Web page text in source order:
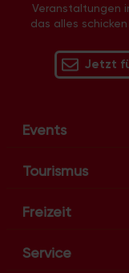
Veranstaltungen
das alles
Jetzt
Events
Tourismus
Freizeit
Service